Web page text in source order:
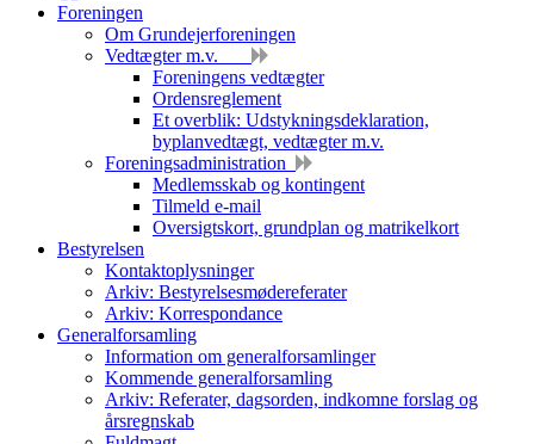
Foreningen
Om Grundejerforeningen
Vedtægter m.v.
Foreningens vedtægter
Ordensreglement
Et overblik: Udstykningsdeklaration,
byplanvedtægt, vedtægter m.v.
Foreningsadministration
Medlemsskab og kontingent
Tilmeld e-mail
Oversigtskort, grundplan og matrikelkort
Bestyrelsen
Kontaktoplysninger
Arkiv: Bestyrelsesmødereferater
Arkiv: Korrespondance
Generalforsamling
Information om generalforsamlinger
Kommende generalforsamling
Arkiv: Referater, dagsorden, indkomne forslag og
årsregnskab